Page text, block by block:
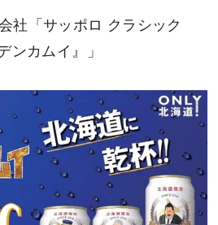
社「サッポロ クラシック
ンカムイ』」